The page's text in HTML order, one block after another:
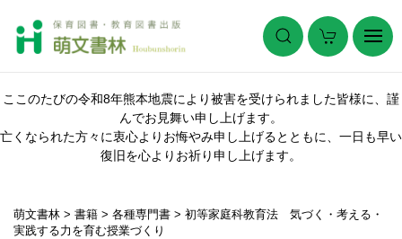
ここのたびの令和8年熊本地震により被害を受けられました皆様に、謹
んでお見舞い申し上げます。
亡くなられた方々に衷心よりお悔やみ申し上げるとともに、一日も早い
復旧を心よりお祈り申し上げます。
萌文書林 > 書籍 > 各種専門書 > 初等家庭科教育法 気づく・考える・
実践する力を育む授業づくり